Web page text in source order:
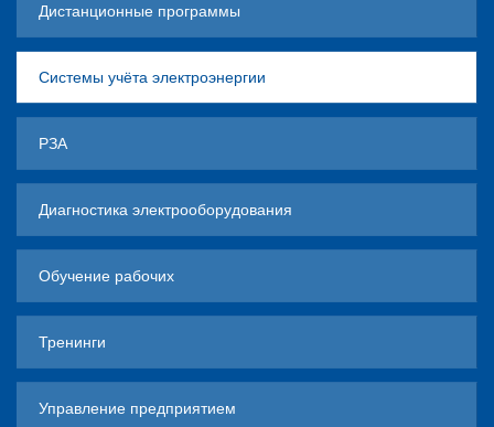
Дистанционные программы
Системы учёта электроэнергии
РЗА
Диагностика электрооборудования
Обучение рабочих
Тренинги
Управление предприятием